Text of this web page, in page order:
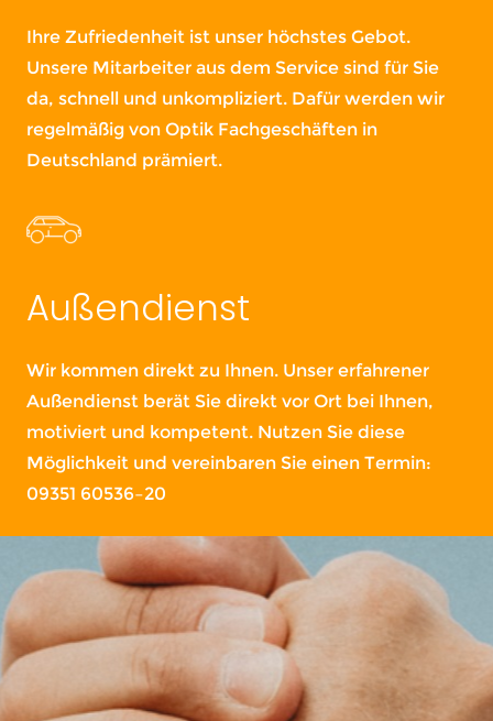
Ihre Zufriedenheit ist unser höchstes Gebot.
Unsere Mitarbeiter aus dem Service sind für Sie
da, schnell und unkompliziert. Dafür werden wir
regelmäßig von Optik Fachgeschäften in
Deutschland prämiert.
Außendienst
Wir kommen direkt zu Ihnen. Unser erfahrener
Außendienst berät Sie direkt vor Ort bei Ihnen,
motiviert und kompetent. Nutzen Sie diese
Möglichkeit und vereinbaren Sie einen Termin:
09351 60536–20